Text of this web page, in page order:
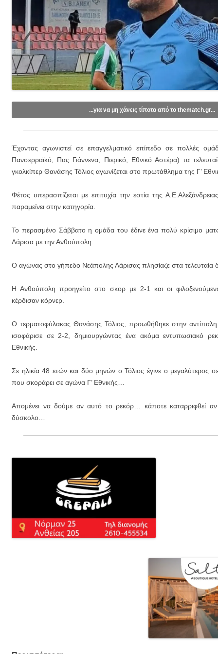
...για να μη χάνεις τίποτα από το thematch.gr...
Εγγραφείτε στο κανάλι μας στο Youtube.
Εγγραφείτε στις ενημερώσεις μέσω email (1 email/ημέρα):
Έχοντας αγωνιστεί σε επαγγελματικό επίπεδο σε πολλές
Πανσερραϊκό, Πας Γιάννενα, Πιερικό, Εθνικό Αστέρα) τα
γκολκίπερ Θανάσης Τόλιος αγωνίζεται στο πρωτάθλημα της Γ’
Φέτος υπερασπίζεται με επιτυχία την εστία της
παραμείνει στην κατηγορία.
Το περασμένο Σάββατο η ομάδα του έδινε ένα πολύ κρίσιμο
Λάρισα με την Ανθούπολη.
Ο αγώνας στο γήπεδο Νεάπολης Λάρισας πλησίαζε στα τελευταία
Η Ανθούπολη προηγείτο στο σκορ με 2-1 και οι
κέρδισαν κόρνερ.
Ο τερματοφύλακας Θανάσης Τόλιος, προωθήθηκε στην αντίπαλη
ισοφάρισε σε 2-2, δημιουργώντας ένα ακόμα εντυπωσιακό
Εθνικής.
Σε ηλικία 48 ετών και δύο μηνών ο Τόλιος έγινε ο μεγαλύτερος
που σκοράρει σε αγώνα Γ’ Εθνικής…
Απομένει να δούμε αν αυτό το ρεκόρ… κάποτε καταρριφθεί αν
δύσκολο…